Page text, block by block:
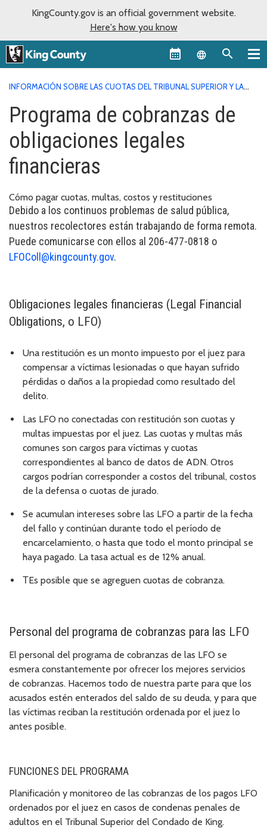
KingCounty.gov is an official government website.
Here's how you know
Language
INFORMACIÓN SOBRE LAS CUOTAS DEL TRIBUNAL SUPERIOR Y LA
OBLIGACIONES LEGALES FINANCIERAS
Programa de cobranzas de
obligaciones legales
financieras
Cómo pagar cuotas, multas, costos y restituciones
Debido a los continuos problemas de salud pública,
nuestros recolectores están trabajando de forma remota.
Puede comunicarse con ellos al 206-477-0818 o
LFOColl@kingcounty.gov.
Obligaciones legales financieras (Legal Financial
Obligations, o LFO)
Una restitución es un monto impuesto por el juez para
compensar a víctimas lesionadas o que hayan sufrido
pérdidas o daños a la propiedad como resultado del
delito.
Las LFO no conectadas con restitución son cuotas y
multas impuestas por el juez. Las cuotas y multas más
comunes son cargos para víctimas y cuotas
correspondientes al banco de datos de ADN. Otros
cargos podrían corresponder a costos del tribunal, costos
de la defensa o cuotas de jurado.
Se acumulan intereses sobre las LFO a partir de la fecha
del fallo y continúan durante todo el período de
encarcelamiento, o hasta que todo el monto principal se
haya pagado. La tasa actual es de 12% anual.
ТEs posible que se agreguen cuotas de cobranza.
Personal del programa de cobranzas para las LFO
El personal del programa de cobranzas de las LFO se
esmera constantemente por ofrecer los mejores servicios
de cobranzas. Hacemos todo de nuestra parte para que los
acusados estén enterados del saldo de su deuda, y para que
las víctimas reciban la restitución ordenada por el juez lo
antes posible.
FUNCIONES DEL PROGRAMA
Planificación y monitoreo de las cobranzas de los pagos LFO
ordenados por el juez en casos de condenas penales de
adultos en el Tribunal Superior del Condado de King.